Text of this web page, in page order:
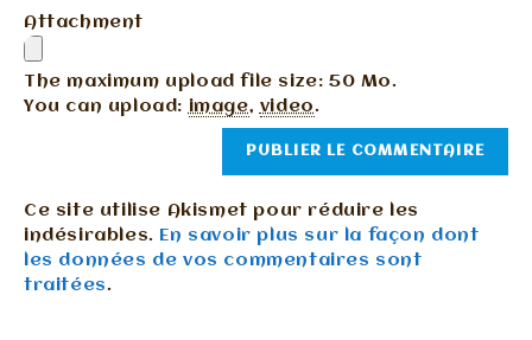
Attachment
The maximum upload file size: 50 Mo.
You can upload:image, video.
Ce site utilise Akismet pour réduire les
indésirables. En savoir plus sur la façon dont
les données de vos commentaires sont
traitées.